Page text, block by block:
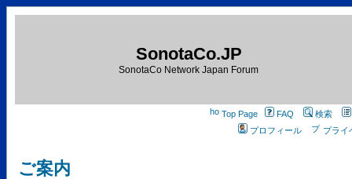
SonotaCo.JP
SonotaCo Network Japan Forum
Top Page FAQ
検索
プロフィール
プライ
ご案内